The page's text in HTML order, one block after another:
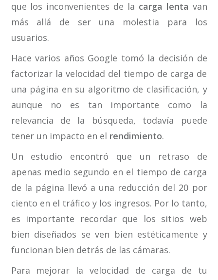
que los inconvenientes de la carga lenta van
más allá de ser una molestia para los
usuarios.
Hace varios años Google tomó la decisión de
factorizar la velocidad del tiempo de carga de
una página en su algoritmo de clasificación, y
aunque no es tan importante como la
relevancia de la búsqueda, todavía puede
tener un impacto en el rendimiento.
Un estudio encontró que un retraso de
apenas medio segundo en el tiempo de carga
de la página llevó a una reducción del 20 por
ciento en el tráfico y los ingresos. Por lo tanto,
es importante recordar que los sitios web
bien diseñados se ven bien estéticamente y
funcionan bien detrás de las cámaras.
Para mejorar la velocidad de carga de tu